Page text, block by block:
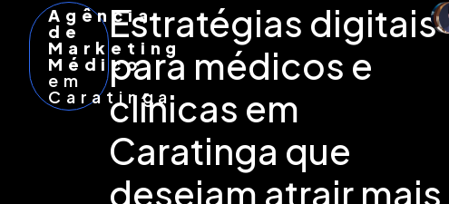
Agência
de
Marketing
Médico
em
Caratinga
Estratégias digitais
para médicos e
clínicas em
Caratinga que
desejam atrair mais